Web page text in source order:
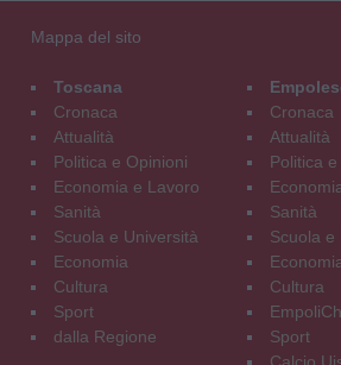
Mappa del sito
Toscana
Cronaca
Attualità
Politica e Opinioni
Economia e Lavoro
Sanità
Scuola e Università
Economia
Cultura
Sport
dalla Regione
Cronaca
Attualità
Politica
Sanità
Scuola e
Cultura
Sport